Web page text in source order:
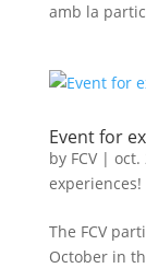
amb la
Event for
by FCV| oct.
experiences!
The FCV
October in